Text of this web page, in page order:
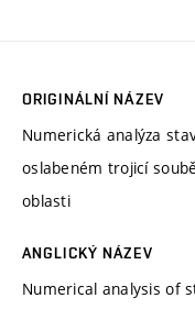
ORIGINÁLNÍ NÁZEV
Numerická analýza
oslabeném trojicí
oblasti
ANGLICKÝ NÁZEV
Numerical analysis of